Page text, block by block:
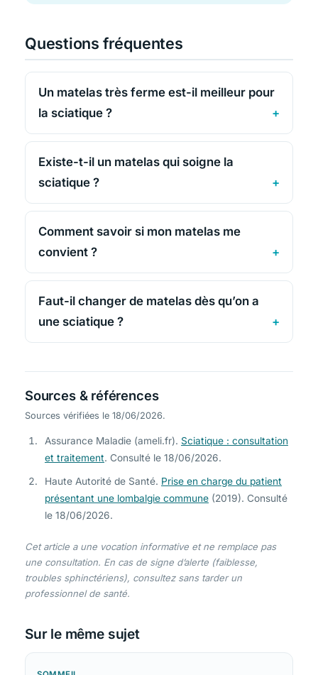
Questions fréquentes
Un matelas très ferme est-il meilleur pour
la sciatique ?
Existe-t-il un matelas qui soigne la
sciatique ?
Comment savoir si mon matelas me
convient ?
Faut-il changer de matelas dès qu’on a
une sciatique ?
Sources & références
Sources vérifiées le 18/06/2026.
Assurance Maladie (ameli.fr). Sciatique : consultation
et traitement. Consulté le 18/06/2026.
Haute Autorité de Santé. Prise en charge du patient
présentant une lombalgie commune (2019). Consulté
le 18/06/2026.
Cet article a une vocation informative et ne remplace pas
une consultation. En cas de signe d’alerte (faiblesse,
troubles sphinctériens), consultez sans tarder un
professionnel de santé.
Sur le même sujet